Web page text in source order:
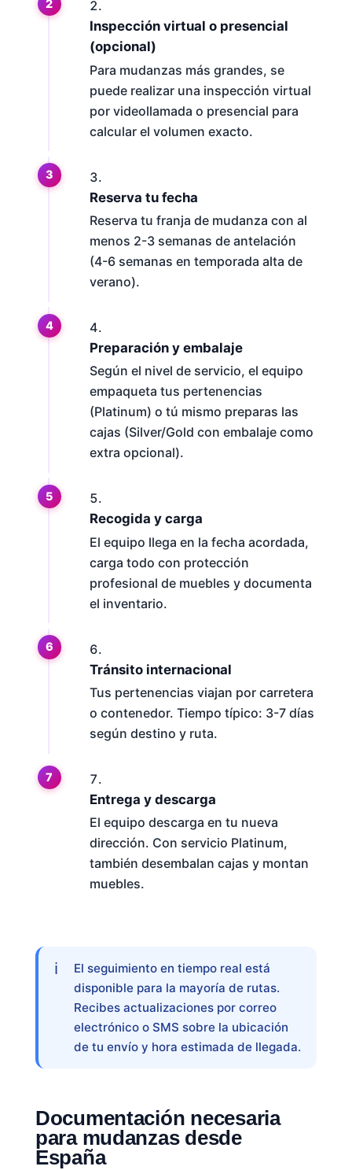
Inspección virtual o presencial
(opcional)
Para mudanzas más grandes, se
puede realizar una inspección virtual
por videollamada o presencial para
calcular el volumen exacto.
Reserva tu fecha
Reserva tu franja de mudanza con al
menos 2-3 semanas de antelación
(4-6 semanas en temporada alta de
verano).
Preparación y embalaje
Según el nivel de servicio, el equipo
empaqueta tus pertenencias
(Platinum) o tú mismo preparas las
cajas (Silver/Gold con embalaje como
extra opcional).
Recogida y carga
El equipo llega en la fecha acordada,
carga todo con protección
profesional de muebles y documenta
el inventario.
Tránsito internacional
Tus pertenencias viajan por carretera
o contenedor. Tiempo típico: 3-7 días
según destino y ruta.
Entrega y descarga
El equipo descarga en tu nueva
dirección. Con servicio Platinum,
también desembalan cajas y montan
muebles.
El seguimiento en tiempo real está
disponible para la mayoría de rutas.
Recibes actualizaciones por correo
electrónico o SMS sobre la ubicación
de tu envío y hora estimada de llegada.
Documentación necesaria
para mudanzas desde
España